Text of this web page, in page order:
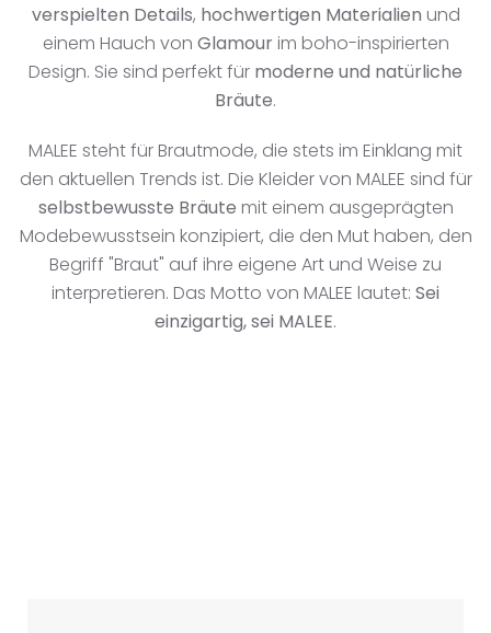
verspielten Details, hochwertigen Materialien und
einem Hauch von Glamourim boho-inspirierten
Design. Sie sind perfekt für moderne und natürliche
Bräute.
MALEE steht für Brautmode, die stets im Einklang mit
den aktuellen Trends ist. Die Kleider von MALEE sind für
selbstbewusste Bräute mit einem ausgeprägten
Modebewusstsein konzipiert, die den Mut haben, den
Begriff "Braut" auf ihre eigene Art und Weise zu
interpretieren. Das Motto von MALEE lautet: Sei
einzigartig, sei MALEE.